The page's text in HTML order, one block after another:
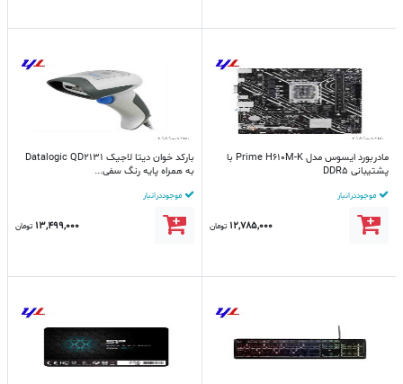
مادربورد ایسوس مدل Prime H610M-K با
پشتیبانی DDR5
موجود در انبار
12,785,000 تومان
بارکد خوان دیتا لاجیک Datalogic QD2131
به همراه پایه رنگ سفی...
موجود در انبار
13,499,000 تومان